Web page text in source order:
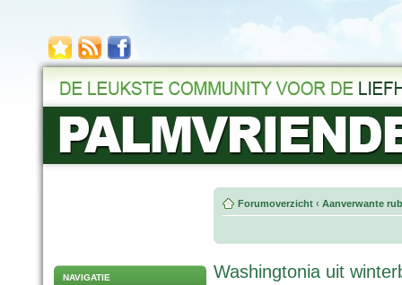
NAVIGATIE
Forumoverzicht ‹ Aanverwante
Washingtonia uit